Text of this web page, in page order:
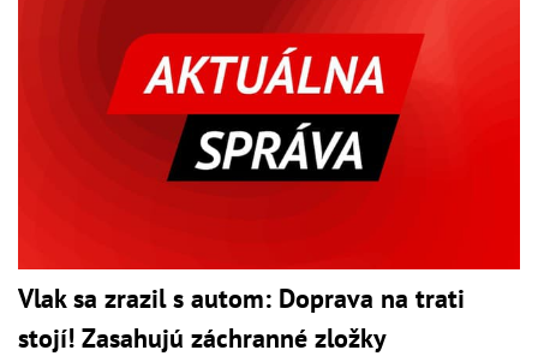
Vlak sa zrazil s autom: Doprava na trati
stojí! Zasahujú záchranné zložky